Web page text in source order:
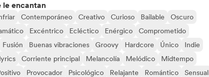
le encantan
Contemporáneo Creativo Curioso Bailable
Oscuro
Excéntrico Ecléctico Enérgico
Comprometido
Fusión Buenas vibraciones Groovy Hardcore Único
Indie
Corriente principal Melancolía Melódico
Midtempo
Provocador Psicológico Relajante Romántico
Sensual